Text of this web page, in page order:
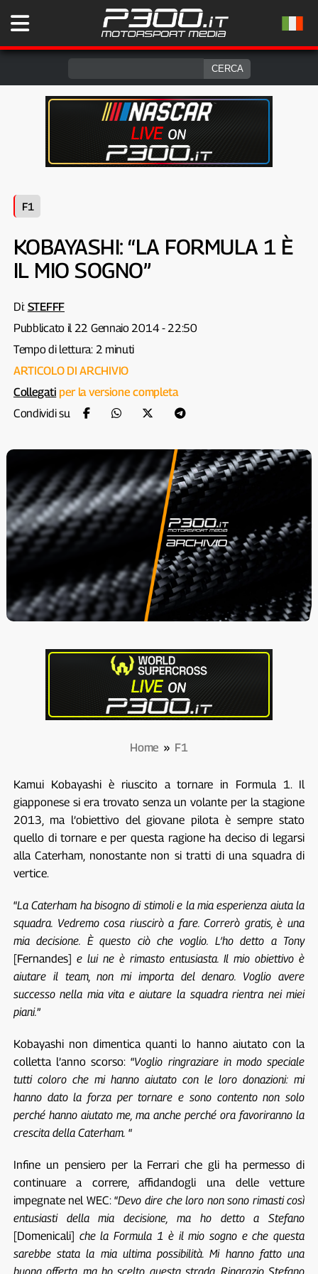
F1
KOBAYASHI: “LA FORMULA 1 È
IL MIO SOGNO”
Di: STEFFF
Pubblicato il 22 Gennaio 2014 - 22:50
Tempo di lettura: 2 minuti
ARTICOLO DI ARCHIVIO
Collegati per la versione completa
Condividi su
Home » F1
Kamui Kobayashi è riuscito a tornare in Formula 1. Il
giapponese si era trovato senza un volante per la stagione
2013, ma l’obiettivo del giovane pilota è sempre stato
quello di tornare e per questa ragione ha deciso di legarsi
alla Caterham, nonostante non si tratti di una squadra di
vertice.
“La Caterham ha bisogno di stimoli e la mia esperienza aiuta la
squadra. Vedremo cosa riuscirò a fare. Correrò gratis, è una
mia decisione. È questo ciò che voglio. L’ho detto a Tony
[Fernandes] e lui ne è rimasto entusiasta. Il mio obiettivo è
aiutare il team, non mi importa del denaro. Voglio avere
successo nella mia vita e aiutare la squadra rientra nei miei
piani.”
Kobayashi non dimentica quanti lo hanno aiutato con la
colletta l’anno scorso: “Voglio ringraziare in modo speciale
tutti coloro che mi hanno aiutato con le loro donazioni: mi
hanno dato la forza per tornare e sono contento non solo
perché hanno aiutato me, ma anche perché ora favoriranno la
crescita della Caterham. “
Infine un pensiero per la Ferrari che gli ha permesso di
continuare a correre, affidandogli una delle vetture
impegnate nel WEC: “Devo dire che loro non sono rimasti così
entusiasti della mia decisione, ma ho detto a Stefano
[Domenicali] che la Formula 1 è il mio sogno e che questa
sarebbe stata la mia ultima possibilità. Mi hanno fatto una